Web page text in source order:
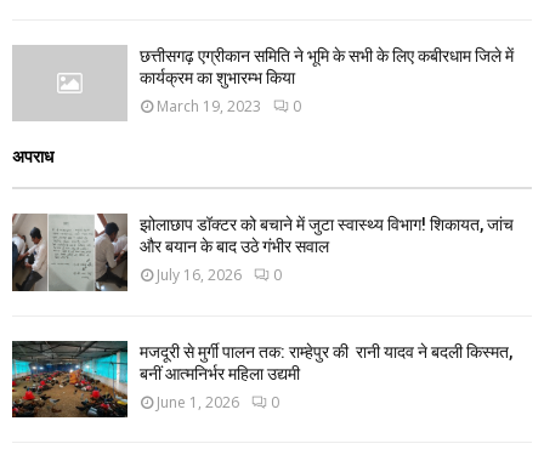
छत्तीसगढ़ एग्रीकान समिति ने भूमि के सभी के लिए कबीरधाम जिले में
कार्यक्रम का शुभारम्भ किया
March 19, 2023 0
अपराध
झोलाछाप डॉक्टर को बचाने में जुटा स्वास्थ्य विभाग! शिकायत, जांच
और बयान के बाद उठे गंभीर सवाल
July 16, 2026 0
मजदूरी से मुर्गी पालन तक: राम्हेपुर की रानी यादव ने बदली किस्मत,
बनीं आत्मनिर्भर महिला उद्यमी
June 1, 2026 0